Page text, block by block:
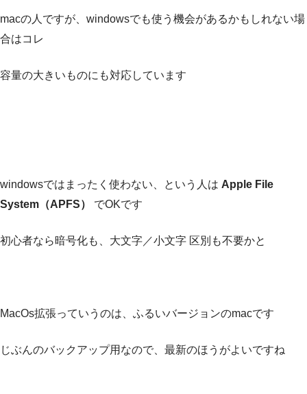
macの人ですが、windowsでも使う機会があるかもしれない場
合はコレ
容量の大きいものにも対応しています
windowsではまったく使わない、という人は Apple File
System（APFS） でOKです
初心者なら暗号化も、大文字／小文字 区別も不要かと
MacOs拡張っていうのは、ふるいバージョンのmacです
じぶんのバックアップ用なので、最新のほうがよいですね